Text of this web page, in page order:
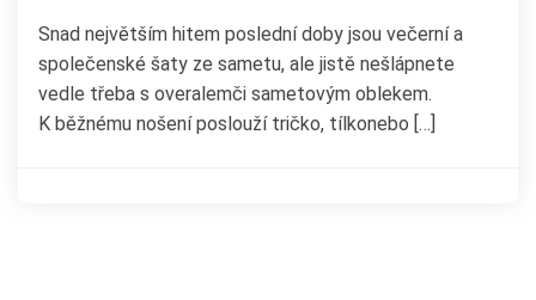
Snad největším hitem poslední doby jsou večerní a
společenské šaty ze sametu, ale jistě nešlápnete
vedle třeba s overalemči sametovým oblekem.
K běžnému nošení poslouží tričko, tílkonebo […]